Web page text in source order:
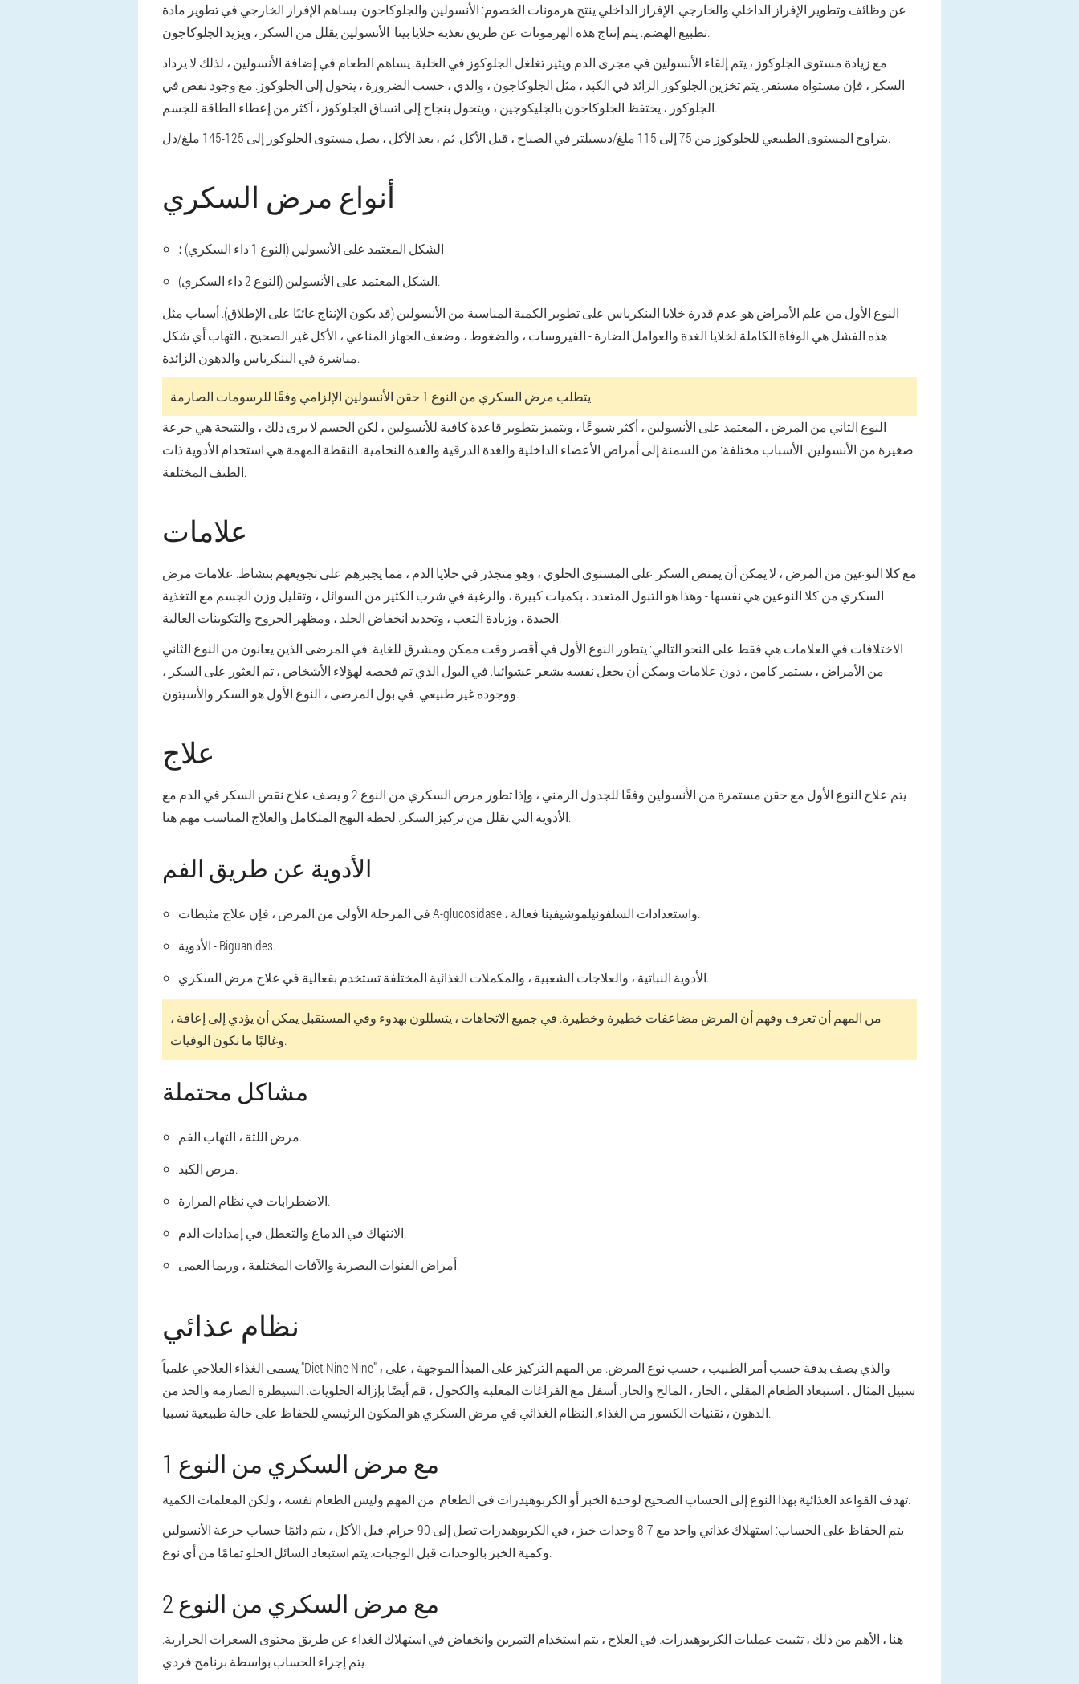
عن وظائف وتطوير الإفراز الداخلي والخارجي. الإفراز الداخلي ينتج هرمونات الخصوم: الأنسولين والجلوكاجون. يساهم الإفراز الخارجي في تطوير مادة
تطبيع الهضم. يتم إنتاج هذه الهرمونات عن طريق تغذية خلايا بيتا. الأنسولين يقلل من السكر ، ويزيد الجلوكاجون.
مع زيادة مستوى الجلوكوز ، يتم إلقاء الأنسولين في مجرى الدم ويثير تغلغل الجلوكوز في الخلية. يساهم الطعام في إضافة الأنسولين ، لذلك لا يزداد
السكر ، فإن مستواه مستقر. يتم تخزين الجلوكوز الزائد في الكبد ، مثل الجلوكاجون ، والذي ، حسب الضرورة ، يتحول إلى الجلوكوز. مع وجود نقص في
الجلوكوز ، يحتفظ الجلوكاجون بالجليكوجين ، ويتحول بنجاح إلى اتساق الجلوكوز ، أكثر من إعطاء الطاقة للجسم.
يتراوح المستوى الطبيعي للجلوكوز من 75 إلى 115 ملغ/ديسيلتر في الصباح ، قبل الأكل. ثم ، بعد الأكل ، يصل مستوى الجلوكوز إلى 125-145 ملغ/دل.
أنواع مرض السكري
الشكل المعتمد على الأنسولين (النوع 1 داء السكري) ؛
الشكل المعتمد على الأنسولين (النوع 2 داء السكري).
النوع الأول من علم الأمراض هو عدم قدرة خلايا البنكرياس على تطوير الكمية المناسبة من الأنسولين (قد يكون الإنتاج غائبًا على الإطلاق). أسباب مثل
هذه الفشل هي الوفاة الكاملة لخلايا الغدة والعوامل الضارة - الفيروسات ، والضغوط ، وضعف الجهاز المناعي ، الأكل غير الصحيح ، التهاب أي شكل
مباشرة في البنكرياس والدهون الزائدة.
يتطلب مرض السكري من النوع 1 حقن الأنسولين الإلزامي وفقًا للرسومات الصارمة.
النوع الثاني من المرض ، المعتمد على الأنسولين ، أكثر شيوعًا ، ويتميز بتطوير قاعدة كافية للأنسولين ، لكن الجسم لا يرى ذلك ، والنتيجة هي جرعة
صغيرة من الأنسولين. الأسباب مختلفة: من السمنة إلى أمراض الأعضاء الداخلية والغدة الدرقية والغدة النخامية. النقطة المهمة هي استخدام الأدوية ذات
الطيف المختلفة.
علامات
مع كلا النوعين من المرض ، لا يمكن أن يمتص السكر على المستوى الخلوي ، وهو متجذر في خلايا الدم ، مما يجبرهم على تجويعهم بنشاط. علامات مرض
السكري من كلا النوعين هي نفسها - وهذا هو التبول المتعدد ، بكميات كبيرة ، والرغبة في شرب الكثير من السوائل ، وتقليل وزن الجسم مع التغذية
الجيدة ، وزيادة التعب ، وتجديد انخفاض الجلد ، ومظهر الجروح والتكوينات العالية.
الاختلافات في العلامات هي فقط على النحو التالي: يتطور النوع الأول في أقصر وقت ممكن ومشرق للغاية. في المرضى الذين يعانون من النوع الثاني
من الأمراض ، يستمر كامن ، دون علامات ويمكن أن يجعل نفسه يشعر عشوائيا. في البول الذي تم فحصه لهؤلاء الأشخاص ، تم العثور على السكر ،
ووجوده غير طبيعي. في بول المرضى ، النوع الأول هو السكر والأسيتون.
علاج
يتم علاج النوع الأول مع حقن مستمرة من الأنسولين وفقًا للجدول الزمني ، وإذا تطور مرض السكري من النوع 2 و يصف علاج نقص السكر في الدم مع
الأدوية التي تقلل من تركيز السكر. لحظة النهج المتكامل والعلاج المناسب مهم هنا.
الأدوية عن طريق الفم
في المرحلة الأولى من المرض ، فإن علاج مثبطات A-glucosidase ، واستعدادات السلفونيلموشيفينا فعالة.
الأدوية - Biguanides.
الأدوية النباتية ، والعلاجات الشعبية ، والمكملات الغذائية المختلفة تستخدم بفعالية في علاج مرض السكري.
من المهم أن تعرف وفهم أن المرض مضاعفات خطيرة وخطيرة. في جميع الاتجاهات ، يتسللون بهدوء وفي المستقبل يمكن أن يؤدي إلى إعاقة ،
وغالبًا ما تكون الوفيات.
مشاكل محتملة
مرض اللثة ، التهاب الفم.
مرض الكبد.
الاضطرابات في نظام المرارة.
الانتهاك في الدماغ والتعطل في إمدادات الدم.
أمراض القنوات البصرية والآفات المختلفة ، وربما العمى.
نظام عذائي
يسمى الغذاء العلاجي علمياً "Diet Nine Nine" ، والذي يصف بدقة حسب أمر الطبيب ، حسب نوع المرض. من المهم التركيز على المبدأ الموجهة ، على
سبيل المثال ، استبعاد الطعام المقلي ، الحار ، المالح والحار. أسفل مع الفراغات المعلبة والكحول ، قم أيضًا بإزالة الحلويات. السيطرة الصارمة والحد من
الدهون ، تقنيات الكسور من الغذاء. النظام الغذائي في مرض السكري هو المكون الرئيسي للحفاظ على حالة طبيعية نسبيا.
مع مرض السكري من النوع 1
تهدف القواعد الغذائية بهذا النوع إلى الحساب الصحيح لوحدة الخبز أو الكربوهيدرات في الطعام. من المهم وليس الطعام نفسه ، ولكن المعلمات الكمية.
يتم الحفاظ على الحساب: استهلاك غذائي واحد مع 7-8 وحدات خبز ، في الكربوهيدرات تصل إلى 90 جرام. قبل الأكل ، يتم دائمًا حساب جرعة الأنسولين
وكمية الخبز بالوحدات قبل الوجبات. يتم استبعاد السائل الحلو تمامًا من أي نوع.
مع مرض السكري من النوع 2
هنا ، الأهم من ذلك ، تثبيت عمليات الكربوهيدرات. في العلاج ، يتم استخدام التمرين وانخفاض في استهلاك الغذاء عن طريق محتوى السعرات الحرارية.
يتم إجراء الحساب بواسطة برنامج فردي.